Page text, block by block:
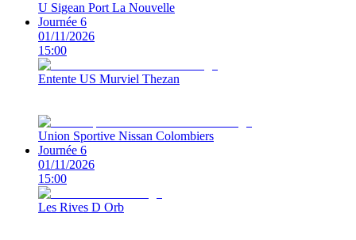
U Sigean Port La Nouvelle
Journée 6
01/11/2026
15:00
Entente US Murviel Thezan
Union Sportive Nissan Colombiers
Journée 6
01/11/2026
15:00
Les Rives D Orb